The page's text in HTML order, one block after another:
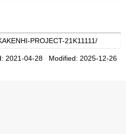
2021-04-28 Modified: 2025-12-26